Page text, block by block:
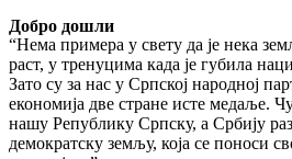
Добро дошли
“Нема примера у свету да је нека
раст, у тренуцима када је губила
Зато су за нас у Српској народној
економија две стране исте медаље.
нашу Републику Српску, а Србију
демократску земљу, која се поноси